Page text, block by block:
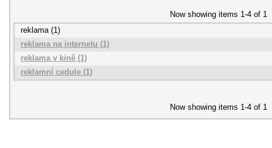
Now showing items 1-4 of 1
reklama (1)
reklama na internetu (1)
reklama v kině (1)
reklamní cedule (1)
Now showing items 1-4 of 1